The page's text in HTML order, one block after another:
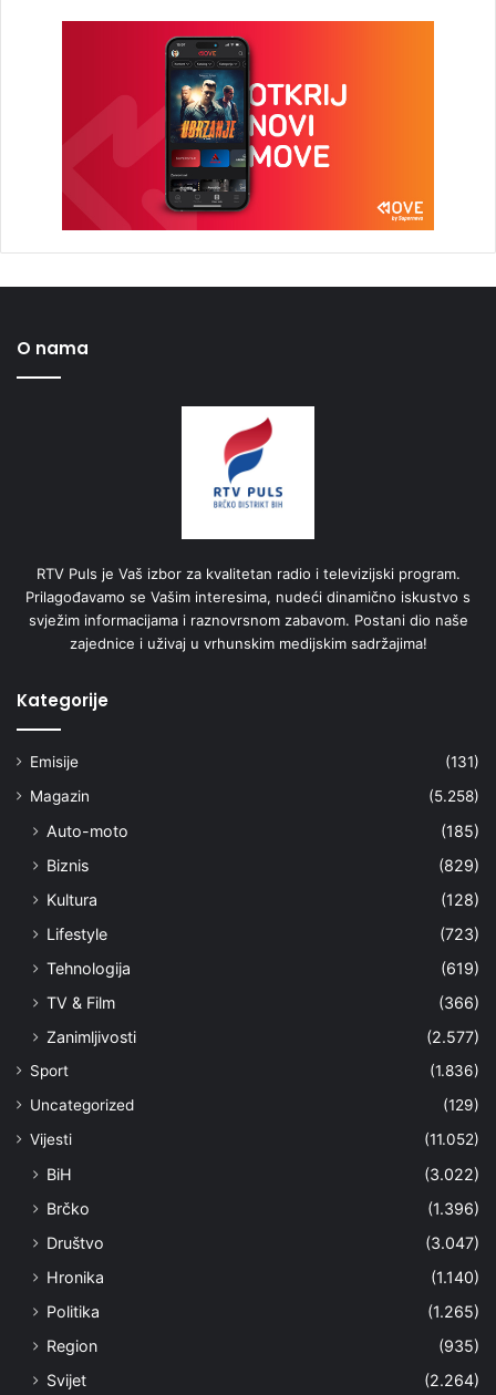
O nama
RTV Puls je Vaš izbor za kvalitetan radio i televizijski program.
Prilagođavamo se Vašim interesima, nudeći dinamično iskustvo s
svježim informacijama i raznovrsnom zabavom. Postani dio naše
zajednice i uživaj u vrhunskim medijskim sadržajima!
Kategorije
Emisije
(131)
Magazin
(5.258)
Auto-moto
(185)
Biznis
(829)
Kultura
(128)
Lifestyle
(723)
Tehnologija
(619)
TV & Film
(366)
Zanimljivosti
(2.577)
Sport
(1.836)
Uncategorized
(129)
Vijesti
(11.052)
BiH
(3.022)
Brčko
(1.396)
Društvo
(3.047)
Hronika
(1.140)
Politika
(1.265)
Region
(935)
Svijet
(2.264)